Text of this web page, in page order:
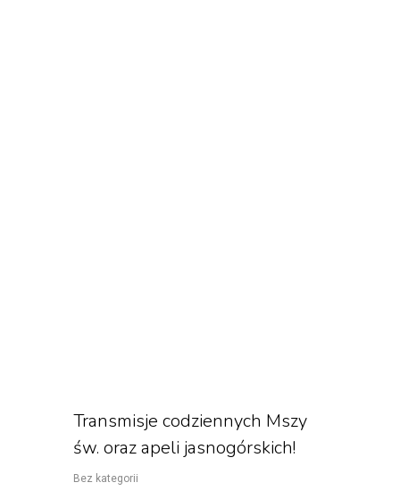
Transmisje codziennych Mszy
św. oraz apeli jasnogórskich!
Bez kategorii